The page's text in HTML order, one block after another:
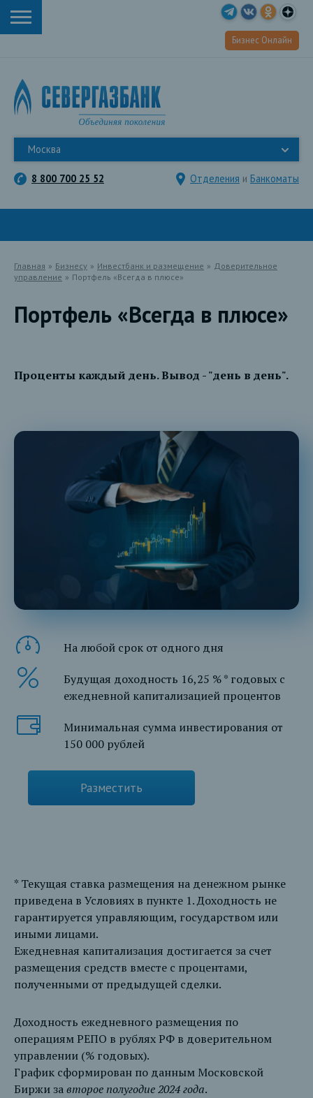
Бизнес Онлайн
Москва
8 800 700 25 52 Отделения и Банкоматы
Главная » Бизнесу » Инвестбанк и размещение » Доверительное
управление » Портфель «Всегда в плюсе»
Портфель «Всегда в плюсе»
Проценты каждый день. Вывод - "день в день".
На любой срок от одного дня
Будущая доходность 16,25 % * годовых с
ежедневной капитализацией процентов
Минимальная сумма инвестирования от
150 000 рублей
Разместить
* Текущая ставка размещения на денежном рынке
приведена в Условиях в пункте 1. Доходность не
гарантируется управляющим, государством или
иными лицами.
Ежедневная капитализация достигается за счет
размещения средств вместе с процентами,
полученными от предыдущей сделки.
Доходность ежедневного размещения по
операциям РЕПО в рублях РФ в доверительном
управлении (% годовых).
График сформирован по данным Московской
Биржи завторое полугодие 2024 года.